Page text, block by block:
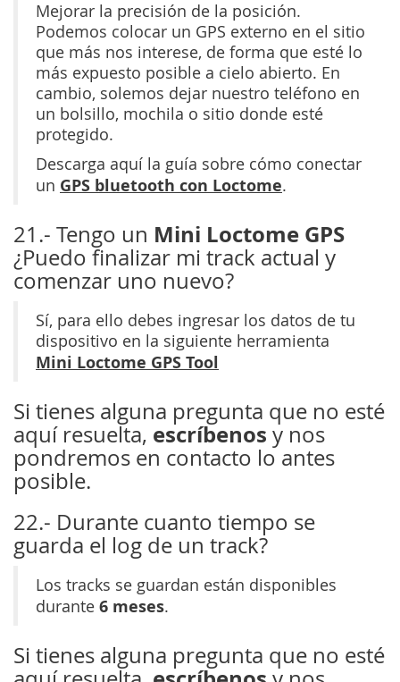
Mejorar la precisión de la posición.
Podemos colocar un GPS externo en el sitio
que más nos interese, de forma que esté lo
más expuesto posible a cielo abierto. En
cambio, solemos dejar nuestro teléfono en
un bolsillo, mochila o sitio donde esté
protegido.
Descarga aquí la guía sobre cómo conectar
un GPS bluetooth con Loctome.
21.- Tengo un Mini Loctome GPS
¿Puedo finalizar mi track actual y
comenzar uno nuevo?
Sí, para ello debes ingresar los datos de tu
dispositivo en la siguiente herramienta
Mini Loctome GPS Tool
Si tienes alguna pregunta que no esté
aquí resuelta, escríbenos y nos
pondremos en contacto lo antes
posible.
22.- Durante cuanto tiempo se
guarda el log de un track?
Los tracks se guardan están disponibles
durante 6 meses.
Si tienes alguna pregunta que no esté